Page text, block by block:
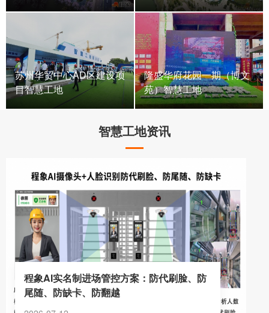
苏州华贸中心AD区建设项
目智慧工地
隆盛华府花园一期（博文
苑）智慧工地
智慧工地资讯
程象AI实名制进场管控方案：防代刷脸、防
尾随、防缺卡、防翻越